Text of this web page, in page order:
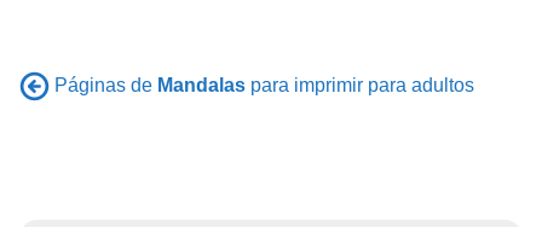
Páginas de Mandalas para imprimir para adultos